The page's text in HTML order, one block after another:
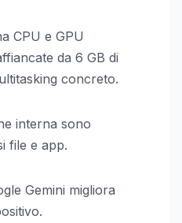
CPU e GPU
da 6 GB di
concreto.
interna sono
file e app.
Gemini migliora